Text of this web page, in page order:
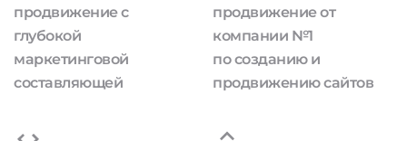
продвижение с
глубокой
маркетинговой
составляющей
продвижение от
компании №1
по созданию и
продвижению сайтов